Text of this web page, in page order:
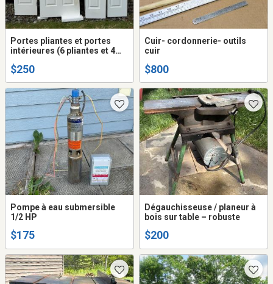
Portes pliantes et portes
intérieures (6 pliantes et 4
pentures
$250
Cuir- cordonnerie- outils
cuir
$800
Pompe à eau submersible
1/2 HP
$175
Dégauchisseuse / planeur à
bois sur table – robuste
$200